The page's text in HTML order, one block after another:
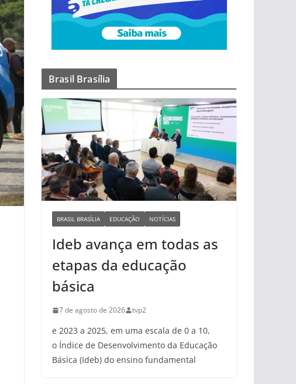
Brasil Brasília
BRASIL BRASÍLIA EDUCAÇÃO NOTÍCIAS
Ideb avança em todas as
etapas da educação
básica
7 de agosto de 2026 tvp2
e 2023 a 2025, em uma escala de 0 a 10,
o Índice de Desenvolvimento da Educação
Básica (Ideb) do ensino fundamental